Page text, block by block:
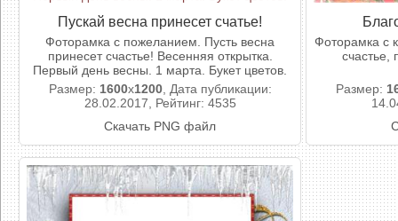
Пускай весна принесет счатье!
Фоторамка с пожеланием. Пусть весна
принесет счастье! Весенняя открытка.
Первый день весны. 1 марта. Букет цветов.
Размер: 1600x1200, Дата публикации:
28.02.2017, Рейтинг: 4535
Скачать PNG файл
Фоторамка с
счастье,
Размер: